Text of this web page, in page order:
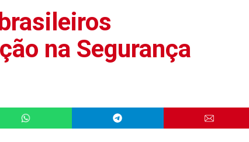
na Segurança